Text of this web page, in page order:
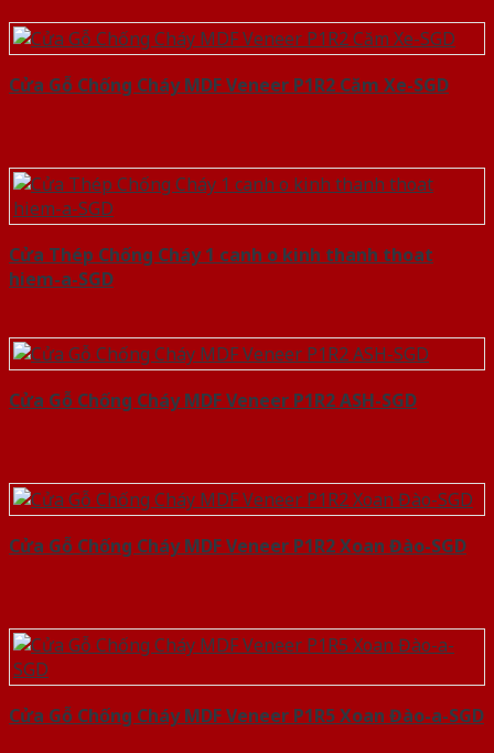
Cửa Gỗ Chống Cháy MDF Veneer P1R2 Căm Xe-SGD
Cửa Thép Chống Cháy 1 canh o kinh thanh thoat
hiem-a-SGD
Cửa Gỗ Chống Cháy MDF Veneer P1R2 ASH-SGD
Cửa Gỗ Chống Cháy MDF Veneer P1R2 Xoan Đào-SGD
Cửa Gỗ Chống Cháy MDF Veneer P1R5 Xoan Đào-a-SGD